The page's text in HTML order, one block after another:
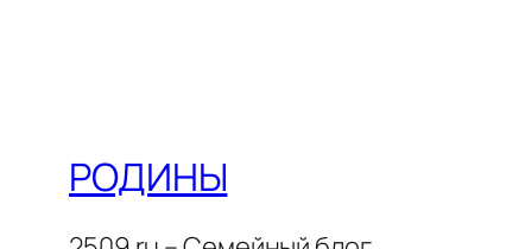
РОДИНЫ